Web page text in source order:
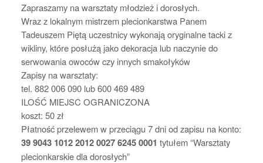
Zapraszamy na warsztaty młodzież i dorosłych.
Wraz z lokalnym mistrzem plecionkarstwa Panem
Tadeuszem Piętą uczestnicy wykonają oryginalne tacki z
wikliny, które posłużą jako dekoracja lub naczynie do
serwowania owoców czy innych smakołyków
Zapisy na warsztaty:
tel. 882 006 090 lub 600 469 489
ILOŚĆ MIEJSC OGRANICZONA
koszt: 50 zł
Płatność przelewem w przeciągu 7 dni od zapisu na konto:
39 9043 1012 2012 0027 6245 0001 tytułem “Warsztaty
plecionkarskie dla dorosłych”